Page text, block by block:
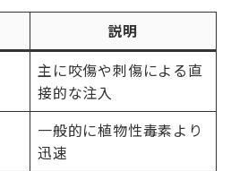
説明
主に咬傷や刺傷による直
接的な注入
一般的に植物性毒素より
迅速